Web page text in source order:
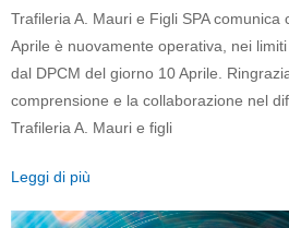
Trafileria A. Mauri e Figli SPA
Aprile è nuovamente operativa, nei
dal DPCM del giorno 10 Aprile.
comprensione e la collaborazione nel
Trafileria A. Mauri e figli
Leggi di più